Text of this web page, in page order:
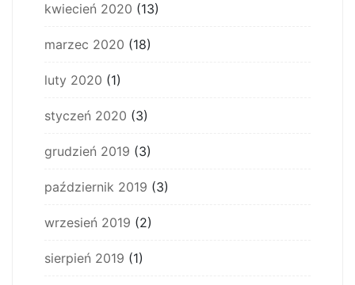
kwiecień 2020 (13)
marzec 2020 (18)
luty 2020 (1)
styczeń 2020 (3)
grudzień 2019 (3)
październik 2019 (3)
wrzesień 2019 (2)
sierpień 2019 (1)